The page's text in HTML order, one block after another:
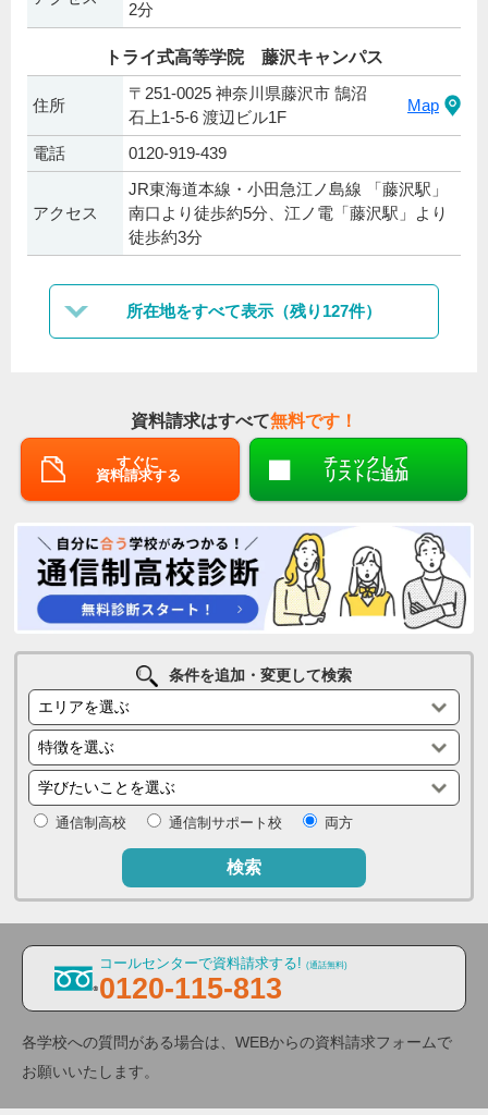
2分
トライ式高等学院 藤沢キャンパス
住所
〒251-0025 神奈川県藤沢市 鵠沼
石上1-5-6 渡辺ビル1F
Map
電話 0120-919-439
アクセス
JR東海道本線・小田急江ノ島線 「藤沢駅」
南口より徒歩約5分、江ノ電「藤沢駅」より
徒歩約3分
所在地をすべて表示（残り127件）
資料請求はすべて無料です！
すぐに
資料請求する
チェックして
リストに追加
条件を追加・変更して検索
通信制高校 通信制サポート校 両方
検索
コールセンターで資料請求する! (通話無料)
0120-115-813
各学校への質問がある場合は、WEBからの資料請求フォームで
お願いいたします。